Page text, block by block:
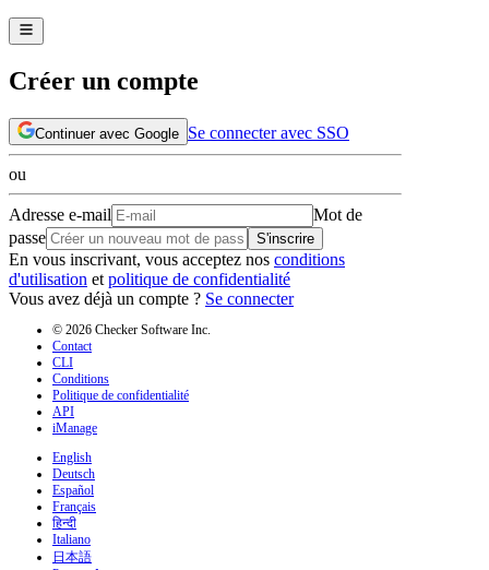
Créer un compte
Continuer avec Google Se connecter avec SSO
ou
Adresse e-mail
Mot de
passe
S'inscrire
En vous inscrivant, vous acceptez nos conditions
d'utilisation et politique de confidentialité
Vous avez déjà un compte ? Se connecter
© 2026 Checker Software Inc.
Contact
CLI
Conditions
Politique de confidentialité
API
iManage
English
Deutsch
Español
Français
हिन्दी
Italiano
日本語